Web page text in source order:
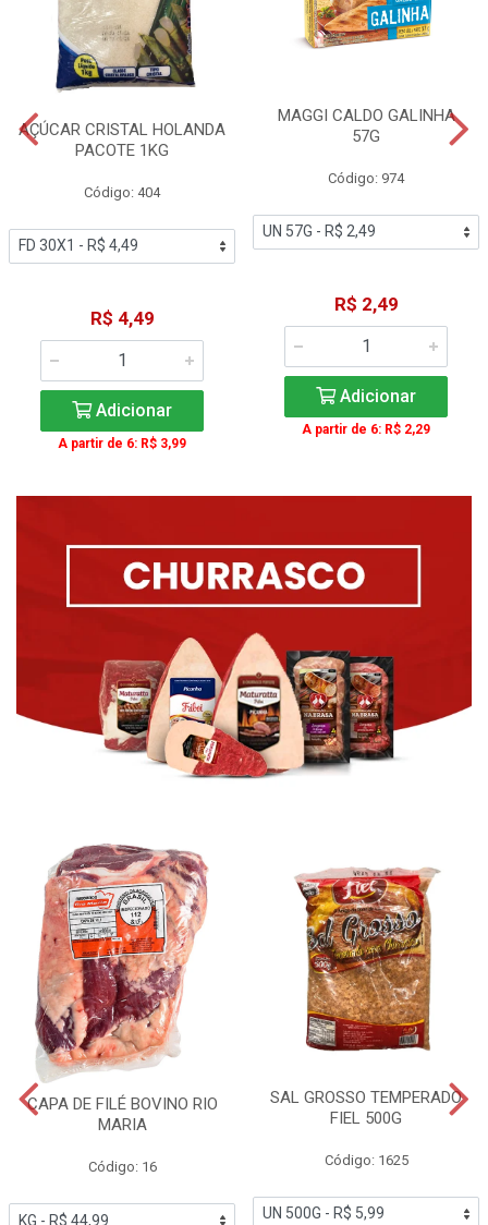
AÇÚCAR CRISTAL HOLANDA
PACOTE 1KG
Código: 404
R$ 4,49
Adicionar
A partir de 6: R$ 3,99
MAGGI CALDO GALINHA
57G
Código: 974
R$ 2,49
Adicionar
A partir de 6: R$ 2,29
CAPA DE FILÉ BOVINO RIO
MARIA
Código: 16
SAL GROSSO TEMPERADO
FIEL 500G
Código: 1625